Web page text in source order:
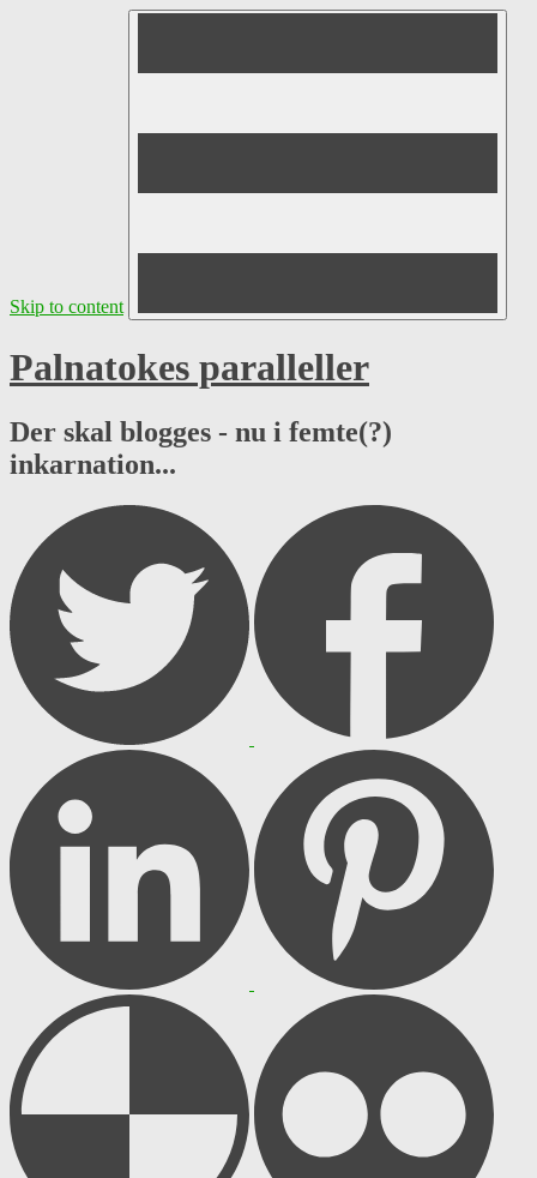
Skip to content
Palnatokes paralleller
Der skal blogges - nu i femte(?)
inkarnation...